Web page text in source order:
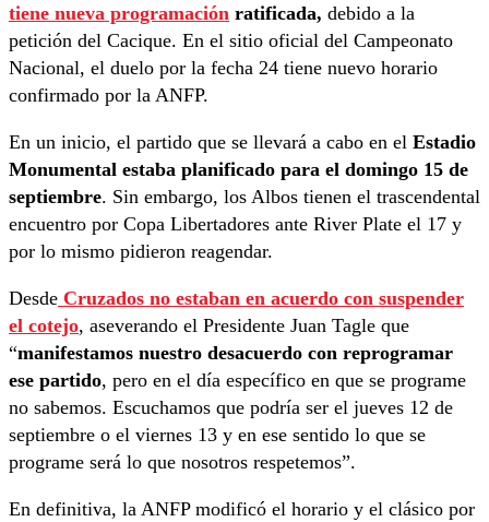
tiene nueva programación ratificada, debido a la
petición del Cacique. En el sitio oficial del Campeonato
Nacional, el duelo por la fecha 24 tiene nuevo horario
confirmado por la ANFP.
En un inicio, el partido que se llevará a cabo en el Estadio
Monumental estaba planificado para el domingo 15 de
septiembre. Sin embargo, los Albos tienen el trascendental
encuentro por Copa Libertadores ante River Plate el 17 y
por lo mismo pidieron reagendar.
Desde Cruzados no estaban en acuerdo con suspender
el cotejo, aseverando el Presidente Juan Tagle que
“manifestamos nuestro desacuerdo con reprogramar
ese partido, pero en el día específico en que se programe
no sabemos. Escuchamos que podría ser el jueves 12 de
septiembre o el viernes 13 y en ese sentido lo que se
programe será lo que nosotros respetemos”.
En definitiva, la ANFP modificó el horario y el clásico por